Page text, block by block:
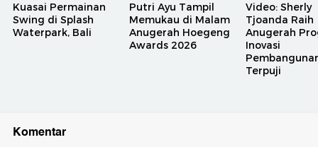
Kuasai Permainan
Swing di Splash
Waterpark, Bali
Putri Ayu Tampil
Memukau di Malam
Anugerah Hoegeng
Awards 2026
Video: Sherly
Tjoanda Raih
Anugerah
Inovasi
Terpuji